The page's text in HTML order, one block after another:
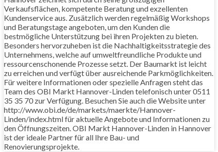
Verkaufsflächen, kompetente Beratung und exzellenten
Kundenservice aus. Zusätzlich werden regelmäßig Workshops
und Beratungstage angeboten, um den Kunden die
bestmögliche Unterstützung bei ihren Projekten zu bieten.
Besonders hervorzuheben ist die Nachhaltigkeitsstrategie des
Unternehmens, welche auf umweltfreundliche Produkte und
ressourcenschonende Prozesse setzt. Der Baumarkt ist leicht
zu erreichen und verfügt über ausreichende Parkmöglichkeiten.
Für weitere Informationen oder spezielle Anfragen steht das
Team des OBI Markt Hannover-Linden telefonisch unter 0511
35 35 70 zur Verfügung. Besuchen Sie auch die Website unter
http://www.obi.de/de/markets/maerkte/Hannover-
Linden/index.html für aktuelle Angebote und Informationen zu
den Öffnungszeiten. OBI Markt Hannover-Linden in Hannover
ist der ideale Partner für all Ihre Bau- und
Renovierungsprojekte.